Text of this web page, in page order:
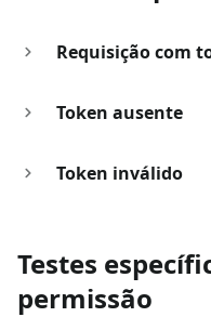
Requisição com
Token ausente
Token inválido
Testes
permissão